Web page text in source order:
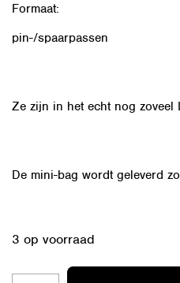
Formaat:
pin-/spaarpassen
Ze zijn in het echt nog zoveel
De mini-bag wordt geleverd
3 op voorraad